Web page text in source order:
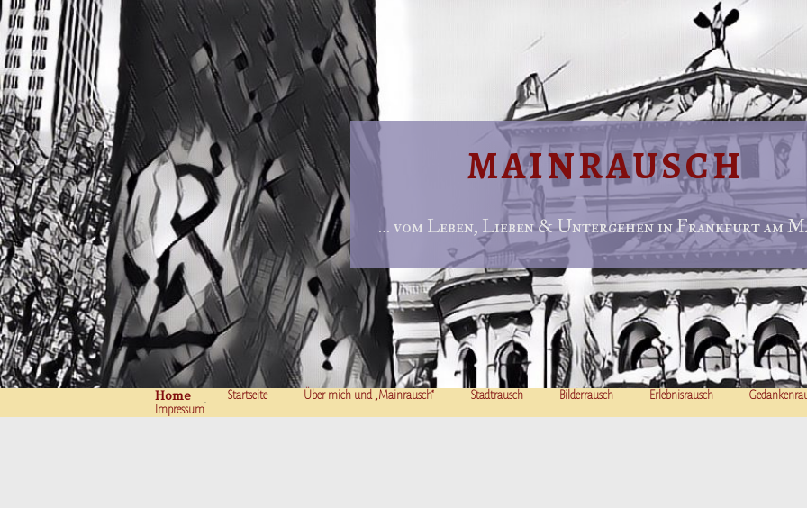
MAINRAUSCH
… vom Leben, Lieben & Untergehen in Frankfurt am
Home Startseite Über mich und „Mainrausch“ Stadtrausch Bilderrausch Erlebnisrausch
Impressum